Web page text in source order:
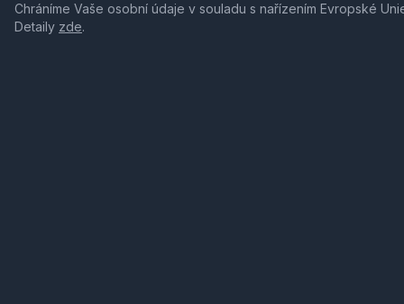
Chráníme Vaše osobní údaje v souladu s nařízením Evropské
Detaily zde.